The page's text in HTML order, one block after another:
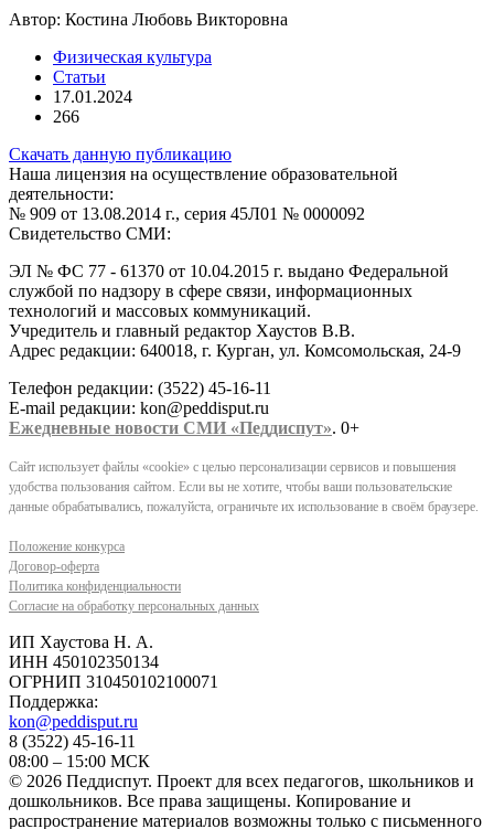
Автор: Костина Любовь Викторовна
Физическая культура
Статьи
17.01.2024
266
Скачать данную публикацию
Наша лицензия на осуществление образовательной
деятельности:
№ 909 от 13.08.2014 г., серия 45Л01 № 0000092
Свидетельство СМИ:
ЭЛ № ФС 77 - 61370 от 10.04.2015 г. выдано Федеральной
службой по надзору в сфере связи, информационных
технологий и массовых коммуникаций.
Учредитель и главный редактор Хаустов В.В.
Адрес редакции: 640018, г. Курган, ул. Комсомольская, 24-9
Телефон редакции: (3522) 45-16-11
E-mail редакции: kon@peddisput.ru
Ежедневные новости СМИ «Педдиспут». 0+
Сайт использует файлы «cookie» с целью персонализации сервисов и повышения
удобства пользования сайтом. Если вы не хотите, чтобы ваши пользовательские
данные обрабатывались, пожалуйста, ограничьте их использование в своём браузере.
Положение конкурса
Договор-оферта
Политика конфиденциальности
Согласие на обработку персональных данных
ИП Хаустова Н. А.
ИНН 450102350134
ОГРНИП 310450102100071
Поддержка:
kon@peddisput.ru
8 (3522) 45-16-11
08:00 – 15:00 МСК
© 2026 Педдиспут. Проект для всех педагогов, школьников и
дошкольников. Все права защищены. Копирование и
распространение материалов возможны только с письменного